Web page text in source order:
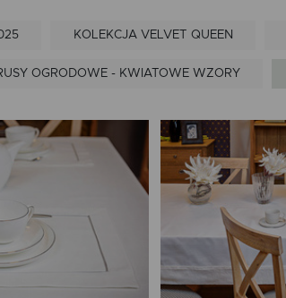
KOLEKCJA VELVET QUEEN
OGRODOWE - KWIATOWE WZORY